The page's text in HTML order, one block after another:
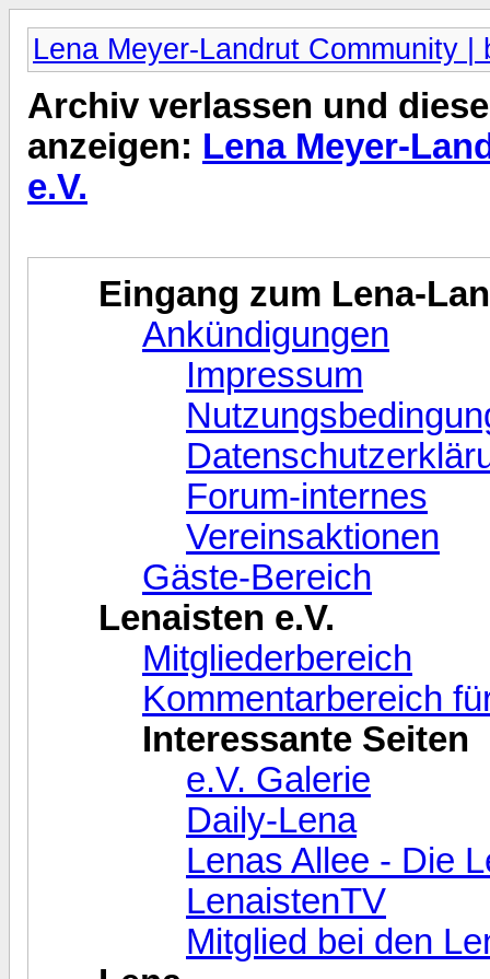
Lena Meyer-Landrut Community |
Archiv verlassen und
anzeigen: Lena Meyer-
e.V.
Eingang zum Lena-
Ankündigungen
Impressum
Forum-internes
Vereinsaktionen
Gäste-Bereich
Lenaisten e.V.
Mitgliederbereich
Kommentarbereich
Interessante Seiten
e.V. Galerie
Daily-Lena
Lenas Allee - Die
LenaistenTV
Mitglied bei den